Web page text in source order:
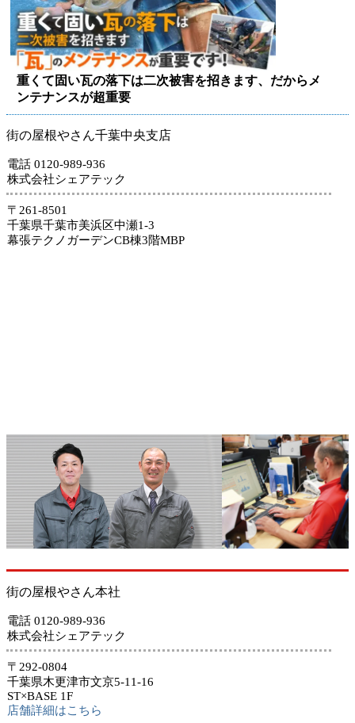
重くて固い瓦の落下は二次被害を招きます、だからメ
ンテナンスが超重要
街の屋根やさん千葉中央支店
電話 0120-989-936
株式会社シェアテック
〒261-8501
千葉県千葉市美浜区中瀬1-3
幕張テクノガーデンCB棟3階MBP
街の屋根やさん本社
電話 0120-989-936
株式会社シェアテック
〒292-0804
千葉県木更津市文京5-11-16
ST×BASE 1F
店舗詳細はこちら